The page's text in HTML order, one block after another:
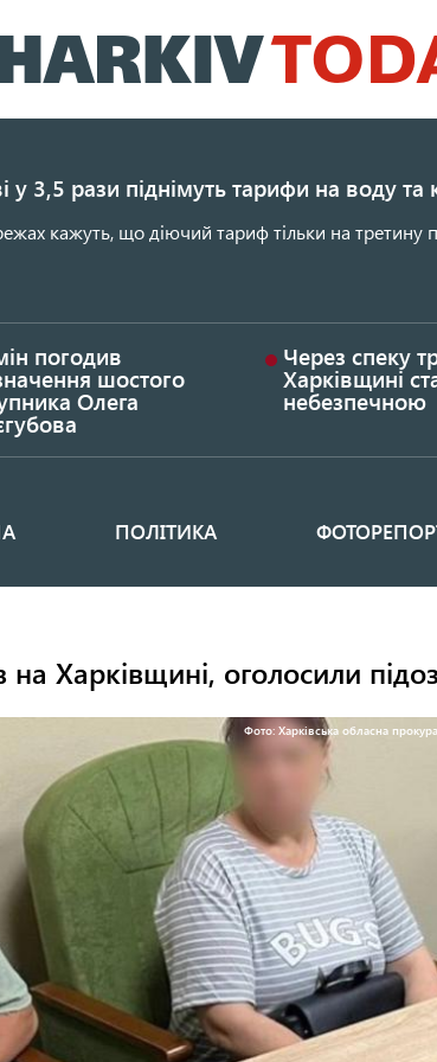
до
основного
у 3,5 рази піднімуть тарифи на воду та
кажуть, що діючий тариф тільки на третину
погодив
шостого
Олега
Через спеку
Харківщині
небезпечною
ПОЛІТИКА
на Харківщині, оголосили
Фото: Харківська обласна